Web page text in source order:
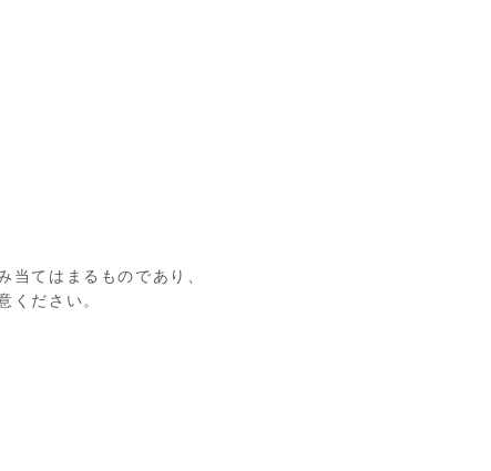
当てはまるものであり、
ください。